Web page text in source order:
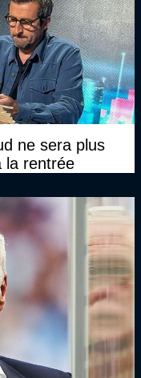
ne sera plus
la rentrée